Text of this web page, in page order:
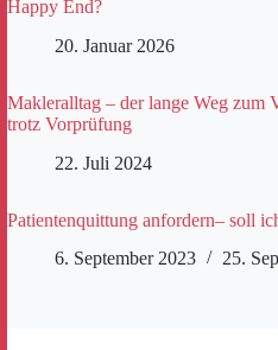
Happy End?
20. Januar 2026
Makleralltag – der lange Weg zum
trotz Vorprüfung
22. Juli 2024
Patientenquittung anfordern– soll
6. September 2023
25.